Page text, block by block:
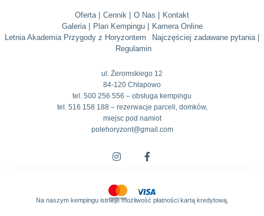
Oferta | Cennik | O Nas |
Kontakt
Galeria |
Plan Kempingu |
Kamera Online
Letnia Akademia Przygody z Horyzontem
Najczęściej zadawane pytania |
Regulamin
ul. Żeromskiego 12
84-120 Chłapowo
tel. 500 256 556 – obsługa kempingu
tel. 516 158 188 – rezerwacje parceli, domków,
miejsc pod namiot
polehoryzont@gmail.com
Na naszym kempingu istnieje możliwość płatności kartą kredytową.